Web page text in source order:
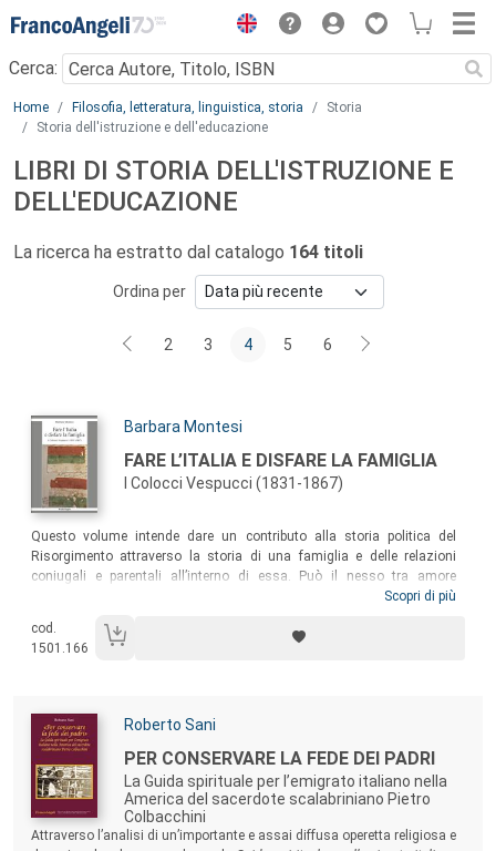
Menu
Cerca:
Main content
Home Filosofia, letteratura, linguistica, storia
Storia
Storia dell'istruzione e dell'educazione
LIBRI DI STORIA DELL'ISTRUZIONE E
DELL'EDUCAZIONE
La ricerca ha estratto dal catalogo 164 titoli
Ordina per
2 3 4 5 6
Autori:
Barbara Montesi
Titolo:
FARE L’ITALIA E DISFARE LA FAMIGLIA
I Colocci Vespucci (1831-1867)
Sommario:
Questo volume intende dare un contributo alla storia politica del
Risorgimento attraverso la storia di una famiglia e delle relazioni
coniugali e parentali all’interno di essa. Può il nesso tra amore
romantico e amor di patria restituire nuove prospettive per la storia dei
attraverso lo studio del ricchissimo archivio Colocci Vespucci,
famiglia di cui si ripercorrono le vicende dal 1831 al 1867.
Scopri di più
cod.
1501.166
Autori:
Roberto Sani
Titolo:
PER CONSERVARE LA FEDE DEI PADRI
La Guida spirituale per l’emigrato italiano nella
America del sacerdote scalabriniano Pietro
Colbacchini
Sommario:
Attraverso l’analisi di un’importante e assai diffusa operetta religiosa e